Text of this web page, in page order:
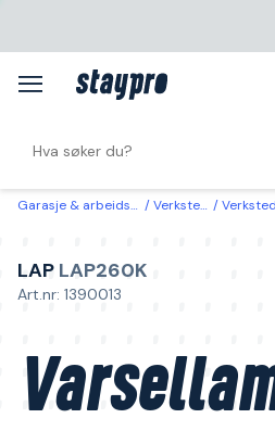
Garasje & arbeidsplass Verksted & bil Verksted- &
LAP LAP260K
Art.nr: 1390013